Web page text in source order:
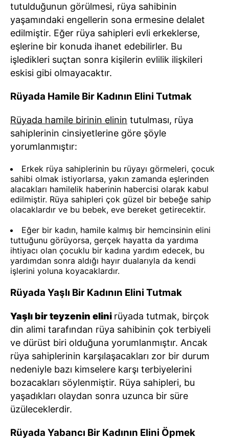
tutulduğunun görülmesi, rüya sahibinin
yaşamındaki engellerin sona ermesine delalet
edilmiştir. Eğer rüya sahipleri evli erkeklerse,
eşlerine bir konuda ihanet edebilirler. Bu
işledikleri suçtan sonra kişilerin evlilik ilişkileri
eskisi gibi olmayacaktır.
Rüyada Hamile Bir Kadının Elini Tutmak
Rüyada hamile birinin elinin tutulması, rüya
sahiplerinin cinsiyetlerine göre şöyle
yorumlanmıştır:
Erkek rüya sahiplerinin bu rüyayı görmeleri, çocuk
sahibi olmak istiyorlarsa, yakın zamanda eşlerinden
alacakları hamilelik haberinin habercisi olarak kabul
edilmiştir. Rüya sahipleri çok güzel bir bebeğe sahip
olacaklardır ve bu bebek, eve bereket getirecektir.
Eğer bir kadın, hamile kalmış bir hemcinsinin elini
tuttuğunu görüyorsa, gerçek hayatta da yardıma
ihtiyacı olan çocuklu bir kadına yardım edecek, bu
yardımdan sonra aldığı hayır dualarıyla da kendi
işlerini yoluna koyacaklardır.
Rüyada Yaşlı Bir Kadının Elini Tutmak
Yaşlı bir teyzenin elini rüyada tutmak, birçok
din alimi tarafından rüya sahibinin çok terbiyeli
ve dürüst biri olduğuna yorumlanmıştır. Ancak
rüya sahiplerinin karşılaşacakları zor bir durum
nedeniyle bazı kimselere karşı terbiyelerini
bozacakları söylenmiştir. Rüya sahipleri, bu
yaşadıkları olaydan sonra uzunca bir süre
üzüleceklerdir.
Rüyada Yabancı Bir Kadının Elini Öpmek